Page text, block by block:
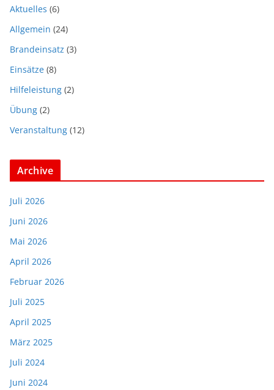
Aktuelles (6)
Allgemein (24)
Brandeinsatz (3)
Einsätze (8)
Hilfeleistung (2)
Übung (2)
Veranstaltung (12)
Archive
Juli 2026
Juni 2026
Mai 2026
April 2026
Februar 2026
Juli 2025
April 2025
März 2025
Juli 2024
Juni 2024